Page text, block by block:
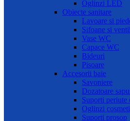
Oglinzi LED
Obiecte sanitare
Lavoare si
Sifoane si
Vase WC
Capace WC
Bideuri
Pisoare
Accesorii baie
Savoniere
Dozatoare
Suporti periute
Oglinzi
Suporti prosop